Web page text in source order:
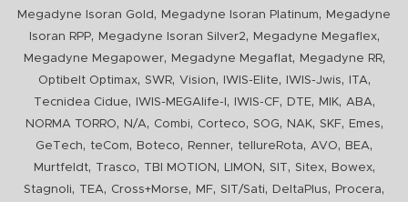
Megadyne Isoran Gold , Megadyne Isoran Platinum,
Megadyne
Isoran RPP, Megadyne Isoran Silver2, Megadyne Megaflex,
Megadyne Megapower, Megadyne Megaflat, Megadyne RR,
Optibelt Optimax, SWR, Vision, IWIS-Elite, IWIS-Jwis, ITA,
Tecnidea Cidue, IWIS-MEGAlife-I , IWIS-CF, DTE, MIK, ABA,
NORMA TORRO, N/A, Combi, Corteco, SOG, NAK, SKF, Emes,
GeTech, teCom, Boteco, Renner, tellureRota, AVO, BEA,
Murtfeldt, Trasco, TBI MOTION , LIMON , SIT, Sitex, Bowex,
Stagnoli, TEA, Cross+Morse, MF, SIT/Sati, DeltaPlus, Procera,